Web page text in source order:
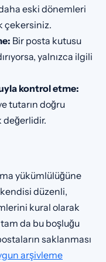
eski dönemleri
çekersiniz.
Bir posta kutusu
yalnızca ilgili
kontrol etme:
tutarın doğru
değerlidir.
yükümlülüğüne
düzenli,
kural olarak
da bu boşluğu
saklanması
arşivleme